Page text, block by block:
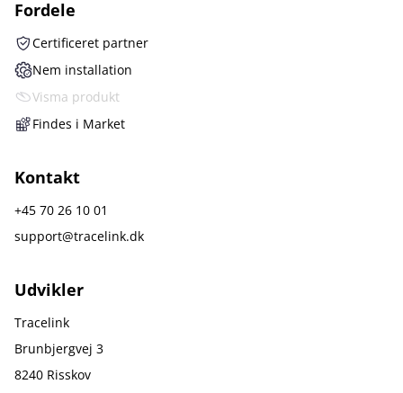
Fordele
Certificeret partner
Nem installation
Visma produkt
Findes i Market
Kontakt
+45 70 26 10 01
support@tracelink.dk
Udvikler
Tracelink
Brunbjergvej 3
8240 Risskov